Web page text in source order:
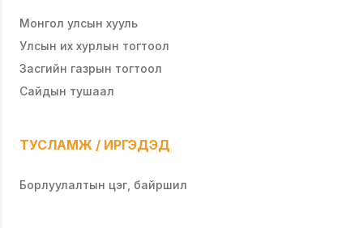
Монгол улсын хууль
Улсын их хурлын тогтоол
Засгийн газрын тогтоол
Сайдын тушаал
ТУСЛАМЖ / ИРГЭДЭД
Борлуулалтын цэг, байршил